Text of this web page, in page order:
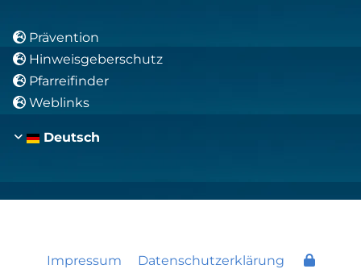
 Prävention
 Hinweisgeberschutz
 Pfarreifinder
 Weblinks
Deutsch
Impressum Datenschutzerklärung